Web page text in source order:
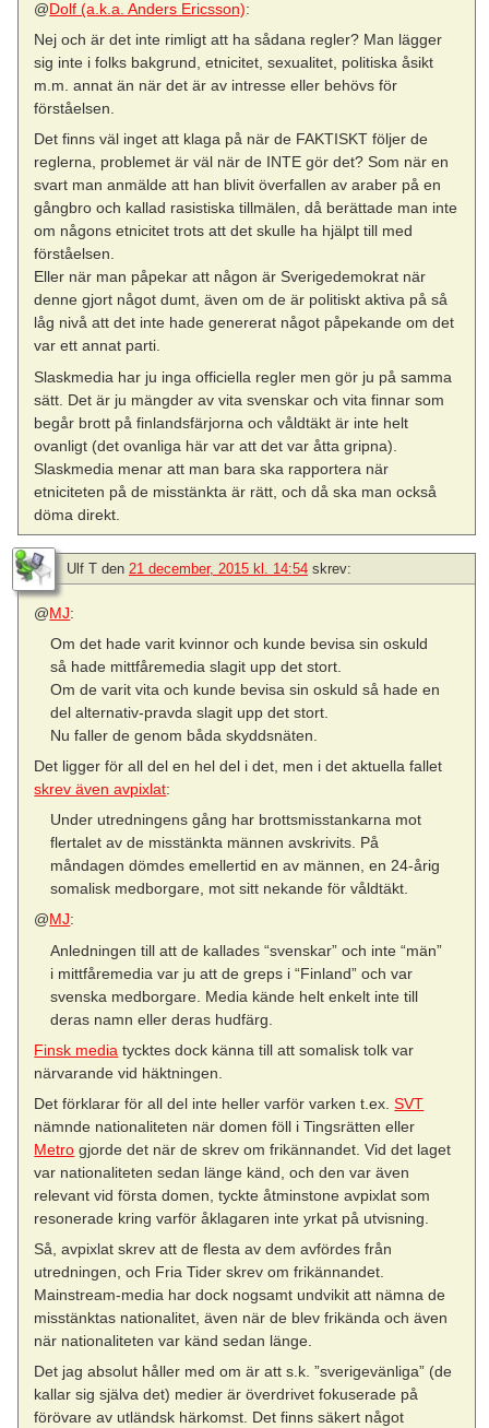
@Dolf (a.k.a. Anders Ericsson):
Nej och är det inte rimligt att ha sådana regler? Man lägger
sig inte i folks bakgrund, etnicitet, sexualitet, politiska åsikt
m.m. annat än när det är av intresse eller behövs för
förståelsen.
Det finns väl inget att klaga på när de FAKTISKT följer de
reglerna, problemet är väl när de INTE gör det? Som när en
svart man anmälde att han blivit överfallen av araber på en
gångbro och kallad rasistiska tillmälen, då berättade man inte
om någons etnicitet trots att det skulle ha hjälpt till med
förståelsen.
Eller när man påpekar att någon är Sverigedemokrat när
denne gjort något dumt, även om de är politiskt aktiva på så
låg nivå att det inte hade genererat något påpekande om det
var ett annat parti.
Slaskmedia har ju inga officiella regler men gör ju på samma
sätt. Det är ju mängder av vita svenskar och vita finnar som
begår brott på finlandsfärjorna och våldtäkt är inte helt
ovanligt (det ovanliga här var att det var åtta gripna).
Slaskmedia menar att man bara ska rapportera när
etniciteten på de misstänkta är rätt, och då ska man också
döma direkt.
Ulf T den 21 december, 2015 kl. 14:54 skrev:
@MJ:
Om det hade varit kvinnor och kunde bevisa sin oskuld
så hade mittfåremedia slagit upp det stort.
Om de varit vita och kunde bevisa sin oskuld så hade en
del alternativ-pravda slagit upp det stort.
Nu faller de genom båda skyddsnäten.
Det ligger för all del en hel del i det, men i det aktuella fallet
skrev även avpixlat:
Under utredningens gång har brottsmisstankarna mot
flertalet av de misstänkta männen avskrivits. På
måndagen dömdes emellertid en av männen, en 24-årig
somalisk medborgare, mot sitt nekande för våldtäkt.
@MJ:
Anledningen till att de kallades “svenskar” och inte “män”
i mittfåremedia var ju att de greps i “Finland” och var
svenska medborgare. Media kände helt enkelt inte till
deras namn eller deras hudfärg.
Finsk media tycktes dock känna till att somalisk tolk var
närvarande vid häktningen.
Det förklarar för all del inte heller varför varken t.ex.SVT
nämnde nationaliteten när domen föll i Tingsrätten eller
Metro gjorde det när de skrev om frikännandet. Vid det laget
var nationaliteten sedan länge känd, och den var även
relevant vid första domen, tyckte åtminstone avpixlat som
resonerade kring varför åklagaren inte yrkat på utvisning.
Så, avpixlat skrev att de flesta av dem avfördes från
utredningen, och Fria Tider skrev om frikännandet.
Mainstream-media har dock nogsamt undvikit att nämna de
misstänktas nationalitet, även när de blev frikända och även
när nationaliteten var känd sedan länge.
Det jag absolut håller med om är att s.k. ”sverigevänliga” (de
kallar sig själva det) medier är överdrivet fokuserade på
förövare av utländsk härkomst. Det finns säkert något